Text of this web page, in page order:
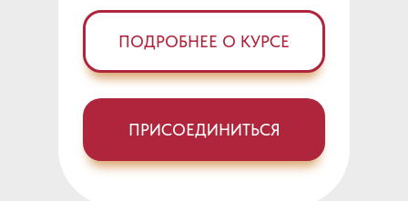
ПОДРОБНЕЕ О КУРСЕ
ПРИСОЕДИНИТЬСЯ